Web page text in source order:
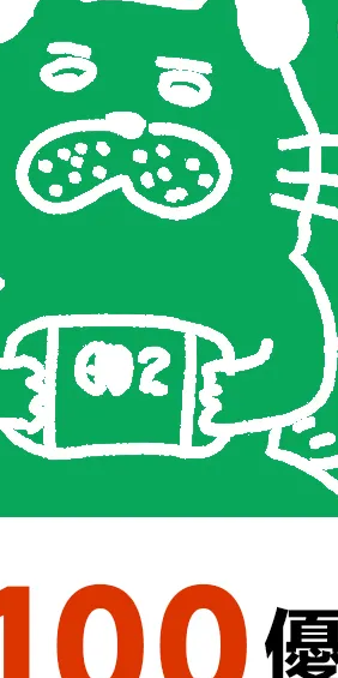
建議尺寸
穿著M寬鬆，白色穿著XL偏oversize)
穿著M寬鬆，白色穿著XL偏oversize)